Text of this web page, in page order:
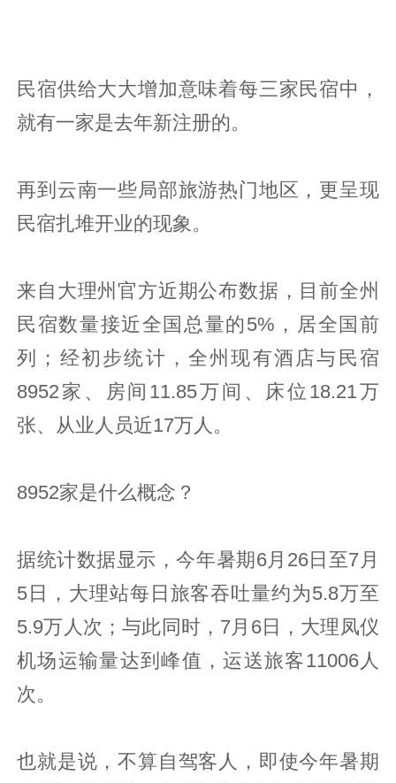
民宿供给大大增加意味着每三家民宿中，
就有一家是去年新注册的。
再到云南一些局部旅游热门地区，更呈现
民宿扎堆开业的现象。
来自大理州官方近期公布数据，目前全州
民宿数量接近全国总量的5%，居全国前
列；经初步统计，全州现有酒店与民宿
8952家、房间11.85万间、床位18.21万
张、从业人员近17万人。
8952家是什么概念？
据统计数据显示，今年暑期6月26日至7月
5日，大理站每日旅客吞吐量约为5.8万至
5.9万人次；与此同时，7月6日，大理凤仪
机场运输量达到峰值，运送旅客11006人
次。
也就是说，不算自驾客人，即使今年暑期